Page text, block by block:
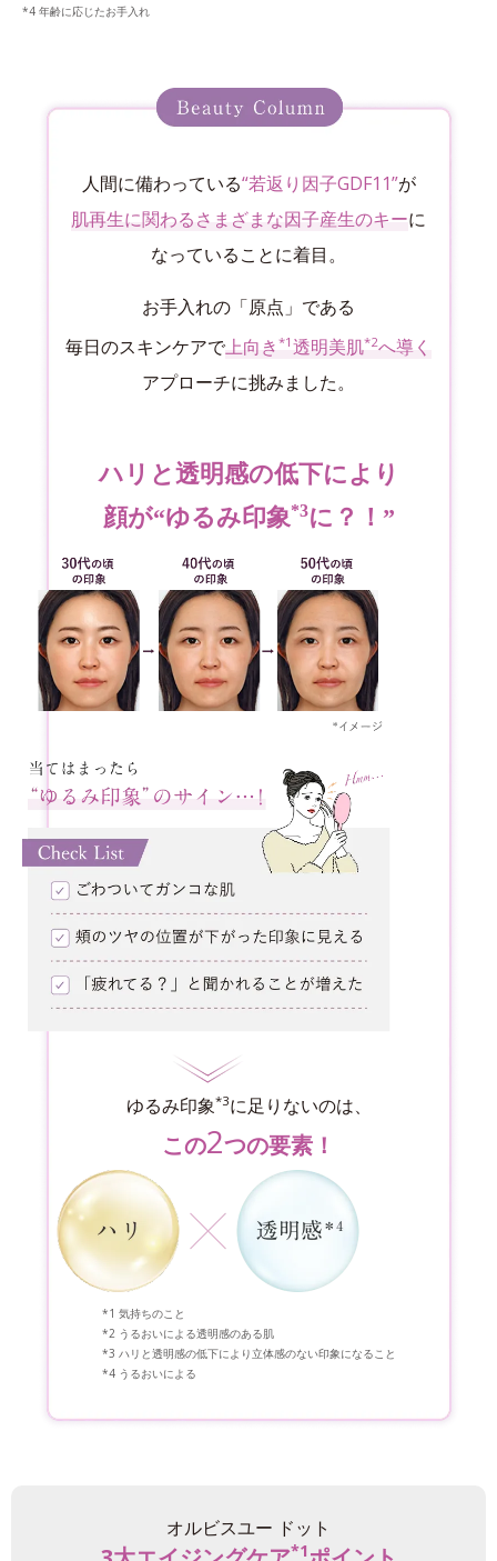
年齢に応じたお手入れ
人間に備わっている“若返り因子GDF11”が
肌再生に関わるさまざまな因子産生のキーに
なっていることに着目。
お手入れの「原点」である
毎日のスキンケアで上向き *1 透明美肌*2へ導く
アプローチに挑みました。
ハリと透明感の低下により
顔が“ゆるみ印象*3に？！”
ゆるみ印象*3に足りないのは、
この2つの要素！
気持ちのこと
うるおいによる透明感のある肌
ハリと透明感の低下により立体感のない印象になること
うるおいによる
オルビスユー ドット
*1